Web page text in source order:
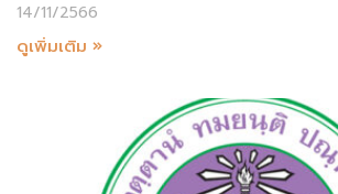
14/11/2566
ดูเพิ่มเติม »